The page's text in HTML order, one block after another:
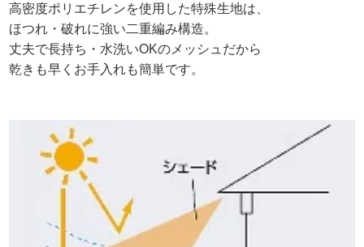
高密度ポリエチレンを使用した特殊生地は、
ほつれ・破れに強い二重編み構造。
丈夫で長持ち・水洗いOKのメッシュだから
乾きも早くお手入れも簡単です。